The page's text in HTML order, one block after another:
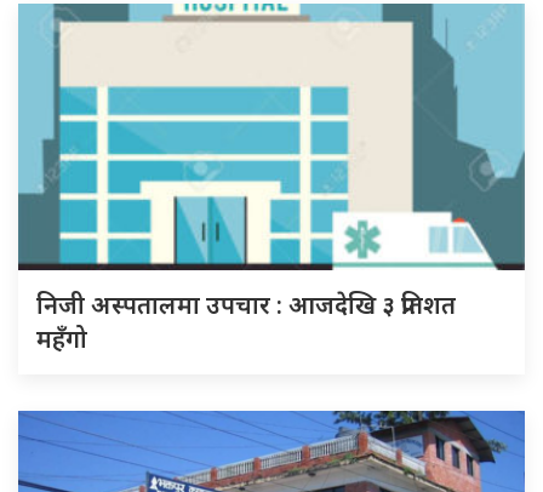
निजी अस्पतालमा उपचार : आजदेखि ३ प्रतिशत
महँगो